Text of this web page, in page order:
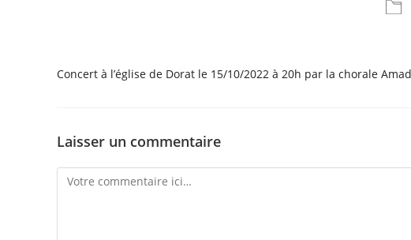
Concert à l’église de Dorat le 15/10/2022 à 20h par la chorale
Laisser un commentaire